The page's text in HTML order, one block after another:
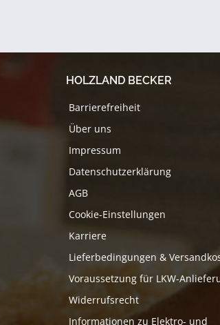
HOLZLAND BECKER
Barrierefreiheit
Über uns
Impressum
Datenschutzerklärung
AGB
Cookie-Einstellungen
Karriere
Lieferbedingungen &
Voraussetzung für LKW-
Widerrufsrecht
Informationen zu Elektro- und